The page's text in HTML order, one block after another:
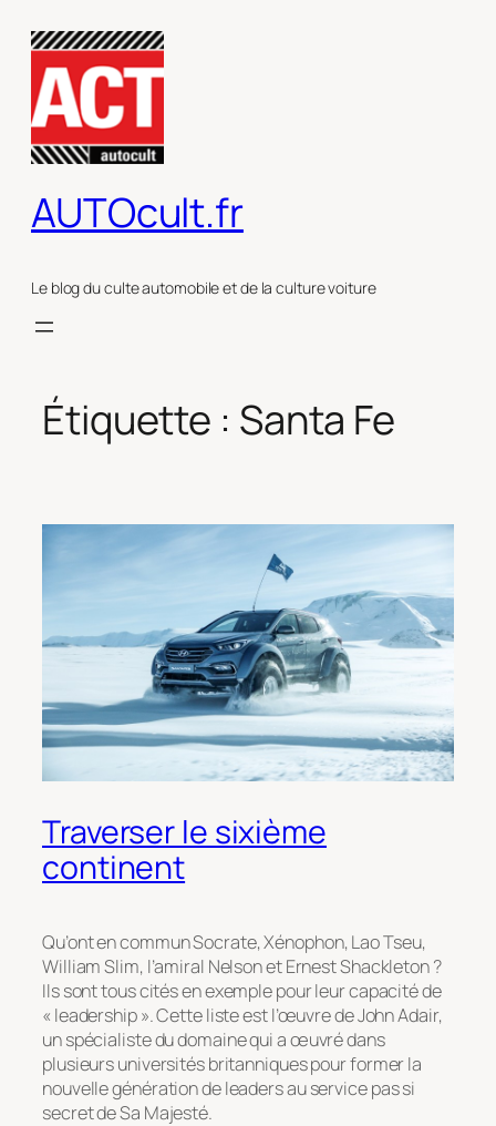
contenu
AUTOcult.fr
Le blog du culte automobile et de la culture voiture
Étiquette : Santa Fe
Traverser le sixième
continent
Qu’ont en commun Socrate, Xénophon, Lao Tseu,
William Slim, l’amiral Nelson et Ernest Shackleton ?
Ils sont tous cités en exemple pour leur capacité de
« leadership ». Cette liste est l’œuvre de John Adair,
un spécialiste du domaine qui a œuvré dans
plusieurs universités britanniques pour former la
nouvelle génération de leaders au service pas si
secret de Sa Majesté.